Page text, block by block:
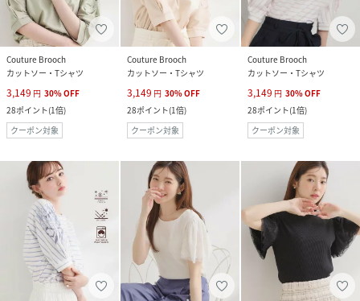
Couture Brooch
カットソー・Tシャツ
3,149 円 30%OFF
28ポイント(1倍)
クーポン対象
Couture Brooch
カットソー・Tシャツ
3,149 円 30%OFF
28ポイント(1倍)
クーポン対象
Couture Brooch
カットソー・Tシャツ
3,149 円 30%OFF
28ポイント(1倍)
クーポン対象